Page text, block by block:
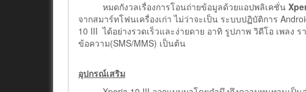
หมดกังวลเรื่องการโอนถ่ายข้อมูลด้วยแอปพลิเคชั่น
จากสมาร์ทโฟนเครื่องเก่า ไม่ว่าจะเป็น ระบบปฏิบัติการ
10 III ได้อย่างรวดเร็วและง่ายดาย อาทิ รูปภาพ วิดีโอ เพลง
ข้อความ(SMS/MMS) เป็นต้น
อุปกรณ์เสริม